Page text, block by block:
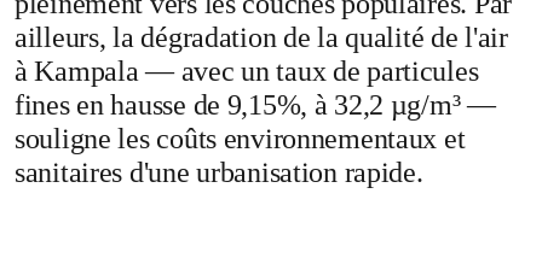
ailleurs, la dégradation de la qualité de l'air
à Kampala — avec un taux de particules
fines en hausse de 9,15%, à 32,2 µg/m³ —
souligne les coûts environnementaux et
sanitaires d'une urbanisation rapide.